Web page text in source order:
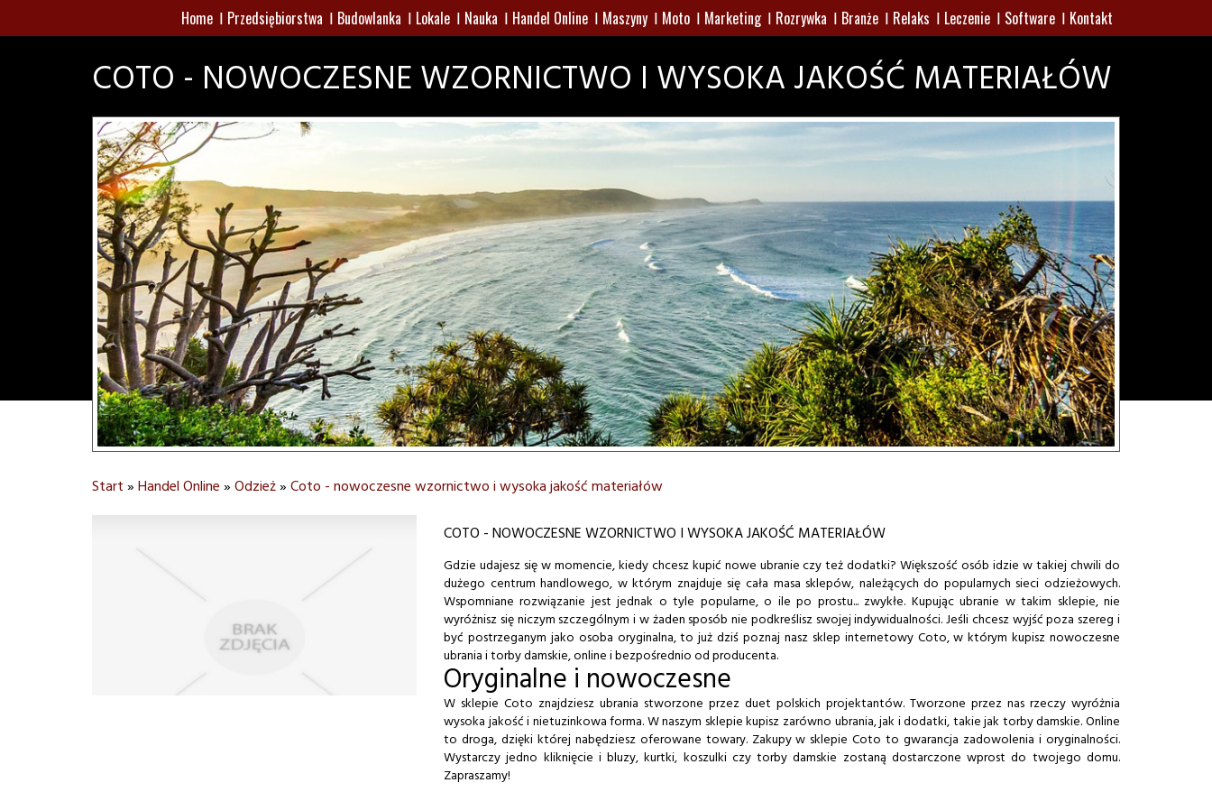
Home Przedsiębiorstwa Budowlanka Lokale Nauka Handel Online Maszyny Moto Marketing Rozrywka Branże Relaks Leczenie Software Kontakt
COTO - NOWOCZESNE WZORNICTWO I WYSOKA JAKOŚĆ MATERIAŁÓW
Start»Handel Online»Odzież»Coto - nowoczesne wzornictwo i wysoka jakość materiałów
COTO - NOWOCZESNE WZORNICTWO I WYSOKA JAKOŚĆ MATERIAŁÓW
Gdzie udajesz się w momencie, kiedy chcesz kupić nowe ubranie czy też dodatki? Większość osób idzie w takiej chwili do
dużego centrum handlowego, w którym znajduje się cała masa sklepów, należących do popularnych sieci odzieżowych.
Wspomniane rozwiązanie jest jednak o tyle popularne, o ile po prostu... zwykłe. Kupując ubranie w takim sklepie, nie
wyróżnisz się niczym szczególnym i w żaden sposób nie podkreślisz swojej indywidualności. Jeśli chcesz wyjść poza szereg i
być postrzeganym jako osoba oryginalna, to już dziś poznaj nasz sklep internetowy Coto, w którym kupisz nowoczesne
ubrania i torby damskie, online i bezpośrednio od producenta.
Oryginalne i nowoczesne
W sklepie Coto znajdziesz ubrania stworzone przez duet polskich projektantów. Tworzone przez nas rzeczy wyróżnia
wysoka jakość i nietuzinkowa forma. W naszym sklepie kupisz zarówno ubrania, jak i dodatki, takie jak torby damskie. Online
to droga, dzięki której nabędziesz oferowane towary. Zakupy w sklepie Coto to gwarancja zadowolenia i oryginalności.
Wystarczy jedno kliknięcie i bluzy, kurtki, koszulki czy torby damskie zostaną dostarczone wprost do twojego domu.
Zapraszamy!